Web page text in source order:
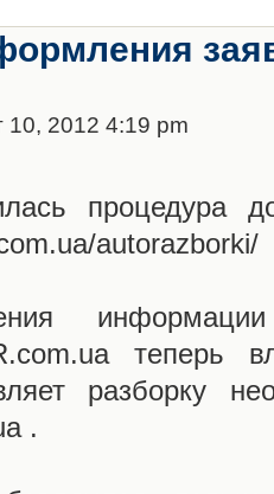
10, 2012 4:19 pm
процедура
autorazborki/
теперь
разборку
.